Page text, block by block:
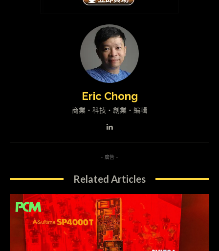
Eric Chong
商業・科技・創業・編輯
- 廣告 -
Related Articles